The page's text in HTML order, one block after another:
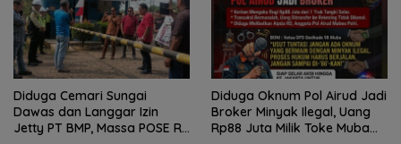
Diduga Cemari Sungai
Dawas dan Langgar Izin
Jetty PT BMP, Massa POSE RI
Diduga Oknum Pol Airud Jadi
Broker Minyak Ilegal, Uang
Rp88 Juta Milik Toke Muba